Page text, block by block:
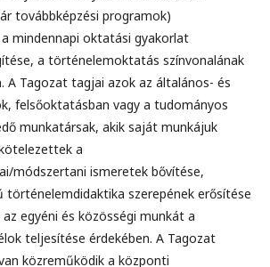
továbbképzési programok)
mindennapi oktatási gyakorlat
a történelemoktatás színvonalának
A Tagozat tagjai azok az általános- és
felsőoktatásban vagy a tudományos
munkatársak, akik saját munkájuk
a
módszertani ismeretek bővítése,
történelemdidaktika szerepének erősítése
egyéni és közösségi munkát a
teljesítése érdekében. A Tagozat
közreműködik a központi